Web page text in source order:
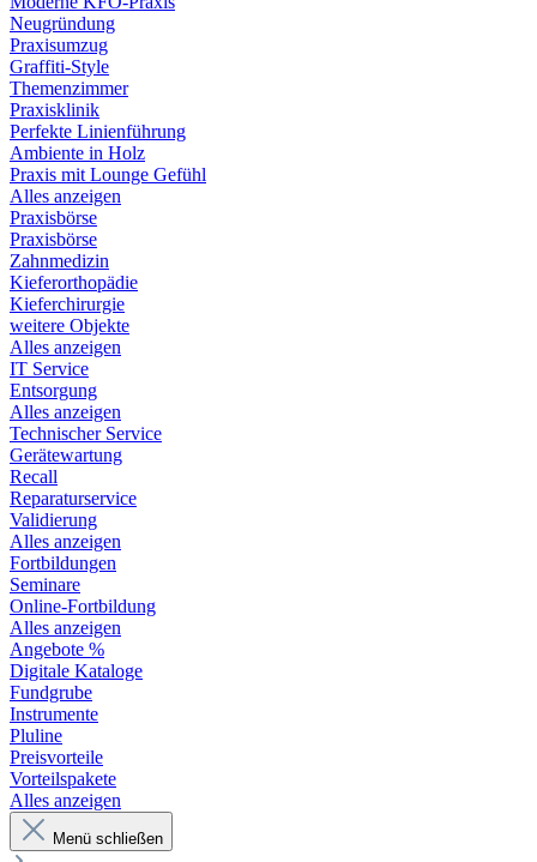
Neugründung
Praxisumzug
Graffiti-Style
Themenzimmer
Praxisklinik
Perfekte Linienführung
Ambiente in Holz
Praxis mit Lounge Gefühl
Alles anzeigen
Praxisbörse
Praxisbörse
Zahnmedizin
Kieferorthopädie
Kieferchirurgie
weitere Objekte
Alles anzeigen
IT Service
Entsorgung
Alles anzeigen
Technischer Service
Gerätewartung
Recall
Reparaturservice
Validierung
Alles anzeigen
Fortbildungen
Seminare
Online-Fortbildung
Alles anzeigen
Angebote %
Digitale Kataloge
Fundgrube
Instrumente
Pluline
Preisvorteile
Vorteilspakete
Alles anzeigen
Menü schließen